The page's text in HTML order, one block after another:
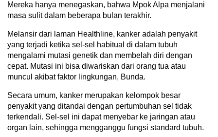
Mereka hanya menegaskan, bahwa Mpok Alpa menjalani
masa sulit dalam beberapa bulan terakhir.
Melansir dari laman Healthline, kanker adalah penyakit
yang terjadi ketika sel-sel habitual di dalam tubuh
mengalami mutasi genetik dan membelah diri dengan
cepat. Mutasi ini bisa diwariskan dari orang tua atau
muncul akibat faktor lingkungan, Bunda.
Secara umum, kanker merupakan kelompok besar
penyakit yang ditandai dengan pertumbuhan sel tidak
terkendali. Sel-sel ini dapat menyebar ke jaringan atau
organ lain, sehingga mengganggu fungsi standard tubuh.